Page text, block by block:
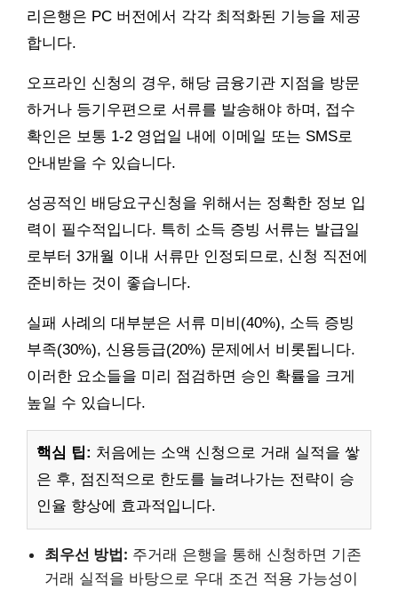
리은행은 PC 버전에서 각각 최적화된 기능을 제공
합니다.
오프라인 신청의 경우, 해당 금융기관 지점을 방문
하거나 등기우편으로 서류를 발송해야 하며, 접수
확인은 보통 1-2 영업일 내에 이메일 또는 SMS로
안내받을 수 있습니다.
성공적인 배당요구신청을 위해서는 정확한 정보 입
력이 필수적입니다. 특히 소득 증빙 서류는 발급일
로부터 3개월 이내 서류만 인정되므로, 신청 직전에
준비하는 것이 좋습니다.
실패 사례의 대부분은 서류 미비(40%), 소득 증빙
부족(30%), 신용등급(20%) 문제에서 비롯됩니다.
이러한 요소들을 미리 점검하면 승인 확률을 크게
높일 수 있습니다.
핵심 팁: 처음에는 소액 신청으로 거래 실적을 쌓
은 후, 점진적으로 한도를 늘려나가는 전략이 승
인율 향상에 효과적입니다.
최우선 방법: 주거래 은행을 통해 신청하면 기존
거래 실적을 바탕으로 우대 조건 적용 가능성이